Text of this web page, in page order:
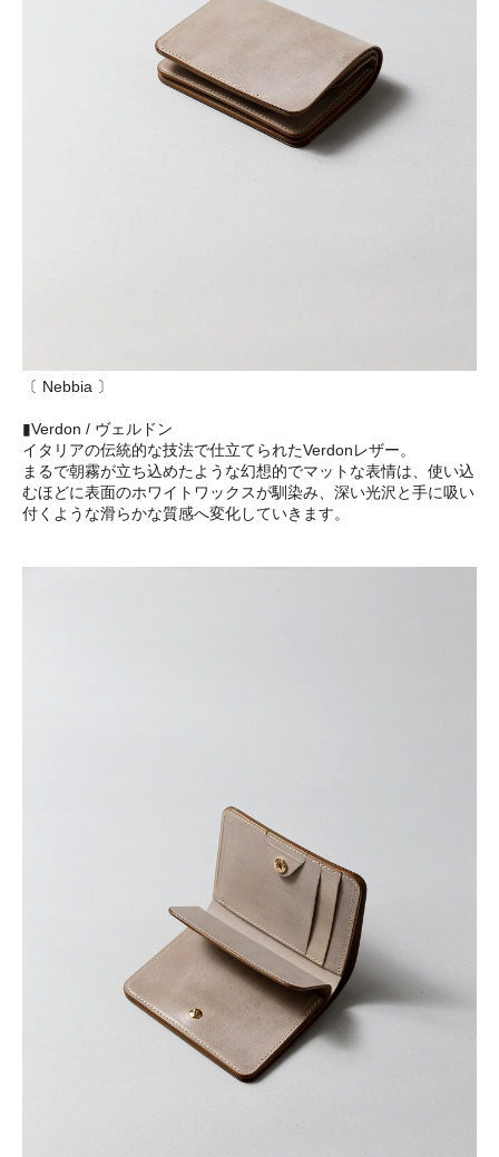
〔 Nebbia 〕
▮Verdon / ヴェルドン
イタリアの伝統的な技法で仕立てられたVerdonレザー。
まるで朝霧が立ち込めたような幻想的でマットな表情は、使い込
むほどに表面のホワイトワックスが馴染み、深い光沢と手に吸い
付くような滑らかな質感へ変化していきます。